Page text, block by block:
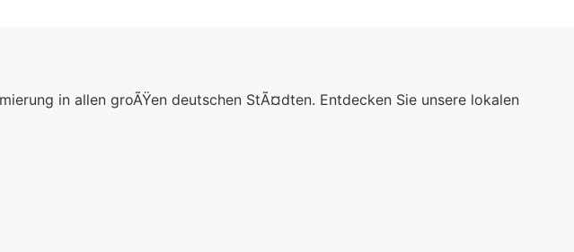
in allen groÃŸen deutschen StÃ¤dten. Entdecken Sie unsere lokalen